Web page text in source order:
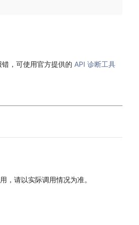
错，可使用官方提供的 API 诊断工具
，请以实际调用情况为准。